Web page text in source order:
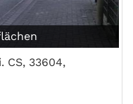
CS, 33604,